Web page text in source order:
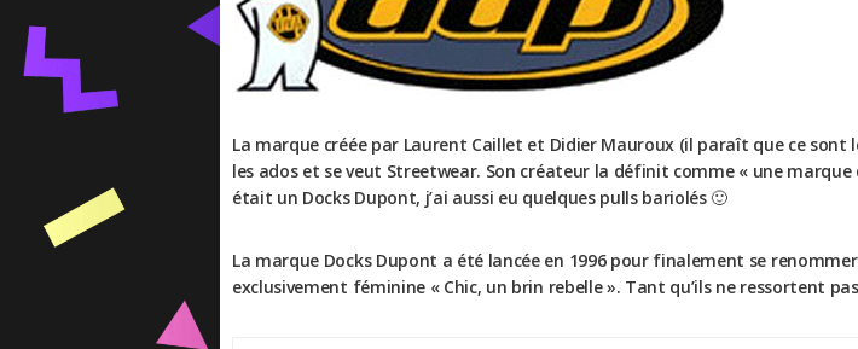
La marque créée par Laurent Caillet et Didier Mauroux (il paraît que ce
les ados et se veut Streetwear. Son créateur la définit comme « une
était un Docks Dupont, j’ai aussi eu quelques pulls bariolés 🙂
La marque Docks Dupont a été lancée en 1996 pour finalement se renommer
exclusivement féminine « Chic, un brin rebelle ». Tant qu’ils ne ressortent